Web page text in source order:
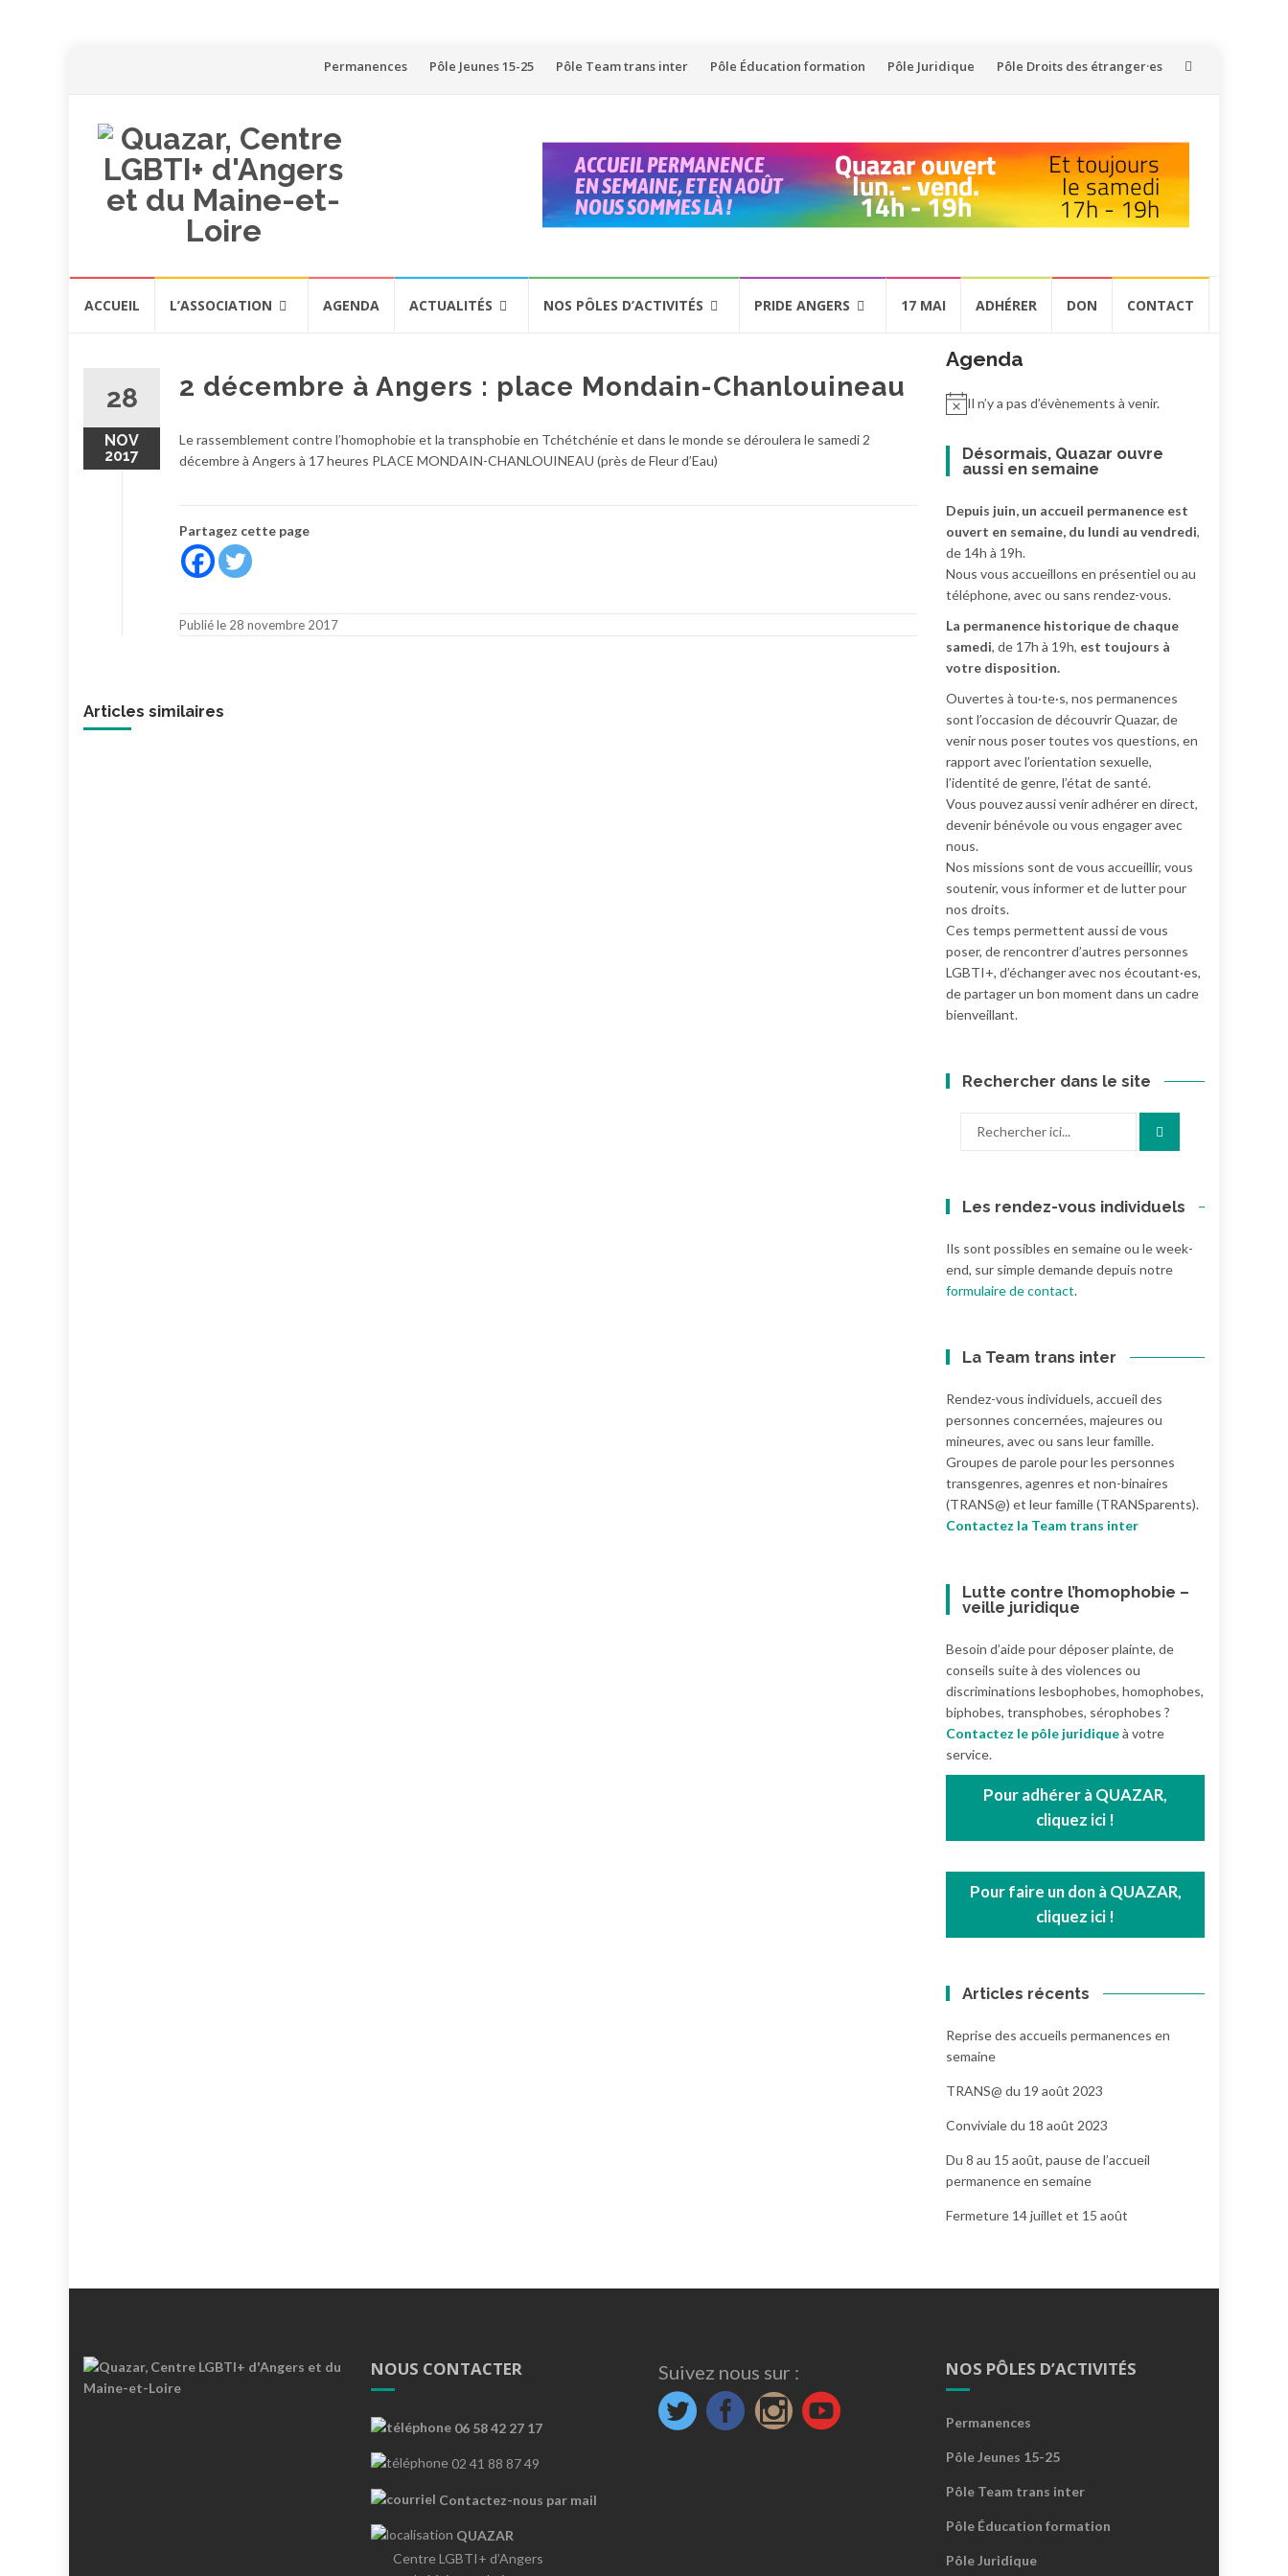
Aller
contenu
Permanences Pôle Jeunes 15-25 Pôle Team trans inter Pôle Éducation formation Pôle Juridique Pôle Droits des étranger·es
ACCUEIL L’ASSOCIATION AGENDA ACTUALITÉS NOS PÔLES D’ACTIVITÉS PRIDE ANGERS 17 MAI ADHÉRER DON CONTACT
28
NOV
2017
2 décembre à Angers : place Mondain-Chanlouineau
Le rassemblement contre l’homophobie et la transphobie en Tchétchénie et dans le monde se déroulera le samedi 2
décembre à Angers à 17 heures PLACE MONDAIN-CHANLOUINEAU (près de Fleur d’Eau)
Partagez cette page
Publié le 28 novembre 2017
Articles similaires
Agenda
Il n’y a pas d’évènements à venir.
Désormais, Quazar ouvre
aussi en semaine
Depuis juin, un accueil permanence est
ouvert en semaine, du lundi au vendredi,
de 14h à 19h.
Nous vous accueillons en présentiel ou au
téléphone, avec ou sans rendez-vous.
La permanence historique de chaque
samedi, de 17h à 19h, est toujours à
votre disposition.
Ouvertes à tou·te·s, nos permanences
sont l’occasion de découvrir Quazar, de
venir nous poser toutes vos questions, en
rapport avec l’orientation sexuelle,
l’identité de genre, l’état de santé.
Vous pouvez aussi venir adhérer en direct,
devenir bénévole ou vous engager avec
nous.
Nos missions sont de vous accueillir, vous
soutenir, vous informer et de lutter pour
nos droits.
Ces temps permettent aussi de vous
poser, de rencontrer d’autres personnes
LGBTI+, d’échanger avec nos écoutant·es,
de partager un bon moment dans un cadre
bienveillant.
Rechercher dans le site
Les rendez-vous individuels
Ils sont possibles en semaine ou le week-
end, sur simple demande depuis notre
formulaire de contact.
La Team trans inter
Rendez-vous individuels, accueil des
personnes concernées, majeures ou
mineures, avec ou sans leur famille.
Groupes de parole pour les personnes
transgenres, agenres et non-binaires
(TRANS@) et leur famille (TRANSparents).
Contactez la Team trans inter
Lutte contre l’homophobie –
veille juridique
Besoin d’aide pour déposer plainte, de
conseils suite à des violences ou
discriminations lesbophobes, homophobes,
biphobes, transphobes, sérophobes ?
Contactez le pôle juridiqueà votre
service.
Pour adhérer à QUAZAR,
cliquez ici !
Pour faire un don à QUAZAR,
cliquez ici !
Articles récents
Reprise des accueils permanences en
semaine
TRANS@ du 19 août 2023
Conviviale du 18 août 2023
Du 8 au 15 août, pause de l’accueil
permanence en semaine
Fermeture 14 juillet et 15 août
NOUS CONTACTER
06 58 42 27 17
02 41 88 87 49
Contactez-nous par mail
QUAZAR
Centre LGBTI+ d’Angers
Suivez nous sur : NOS PÔLES D’ACTIVITÉS
Permanences
Pôle Jeunes 15-25
Pôle Team trans inter
Pôle Éducation formation
Pôle Juridique